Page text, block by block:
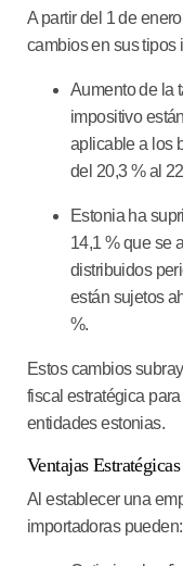
A partir del 1 de
cambios en sus tipos
Aumento de la
impositivo
aplicable a los
del 20,3 % al
Estonia ha
14,1 % que se
distribuidos
están sujetos
%.
Estos cambios
fiscal estratégica
entidades estonias.
Ventajas
Al establecer una
importadoras pueden: